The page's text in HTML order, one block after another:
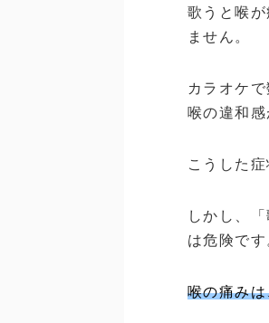
歌うと喉
ません。
カラオケ
喉の違和
こうした
しかし、
は危険です
喉の痛み